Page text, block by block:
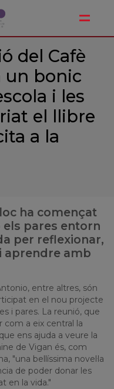
del Cafè
un bonic
i les
el llibre
a la
ha començat
els pares entorn
per reflexionar,
aprendre amb
entre altres, són
en el nou projecte
i pares. La reunió, que
com a eix central la
ens ajuda a veure la
de Vigan és, com
"una bellíssima novel·la
de poder donar les
en la vida."